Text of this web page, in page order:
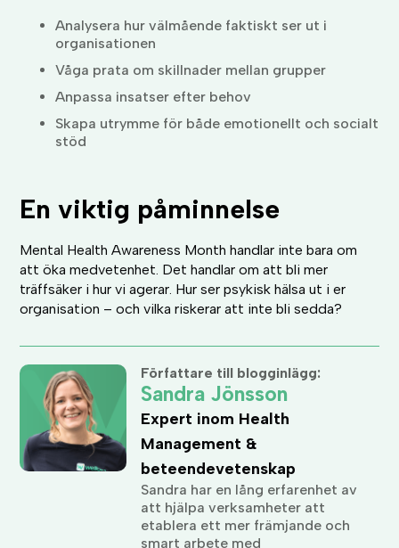
Analysera hur välmående faktiskt ser ut i
organisationen
Våga prata om skillnader mellan grupper
Anpassa insatser efter behov
Skapa utrymme för både emotionellt och socialt
stöd
En viktig påminnelse
Mental Health Awareness Month handlar inte bara om
att öka medvetenhet. Det handlar om att bli mer
träffsäker i hur vi agerar. Hur ser psykisk hälsa ut i er
organisation – och vilka riskerar att inte bli sedda?
Författare till blogginlägg:
Sandra Jönsson
Expert inom Health
Management &
beteendevetenskap
Sandra har en lång erfarenhet av
att hjälpa verksamheter att
etablera ett mer främjande och
smart arbete med